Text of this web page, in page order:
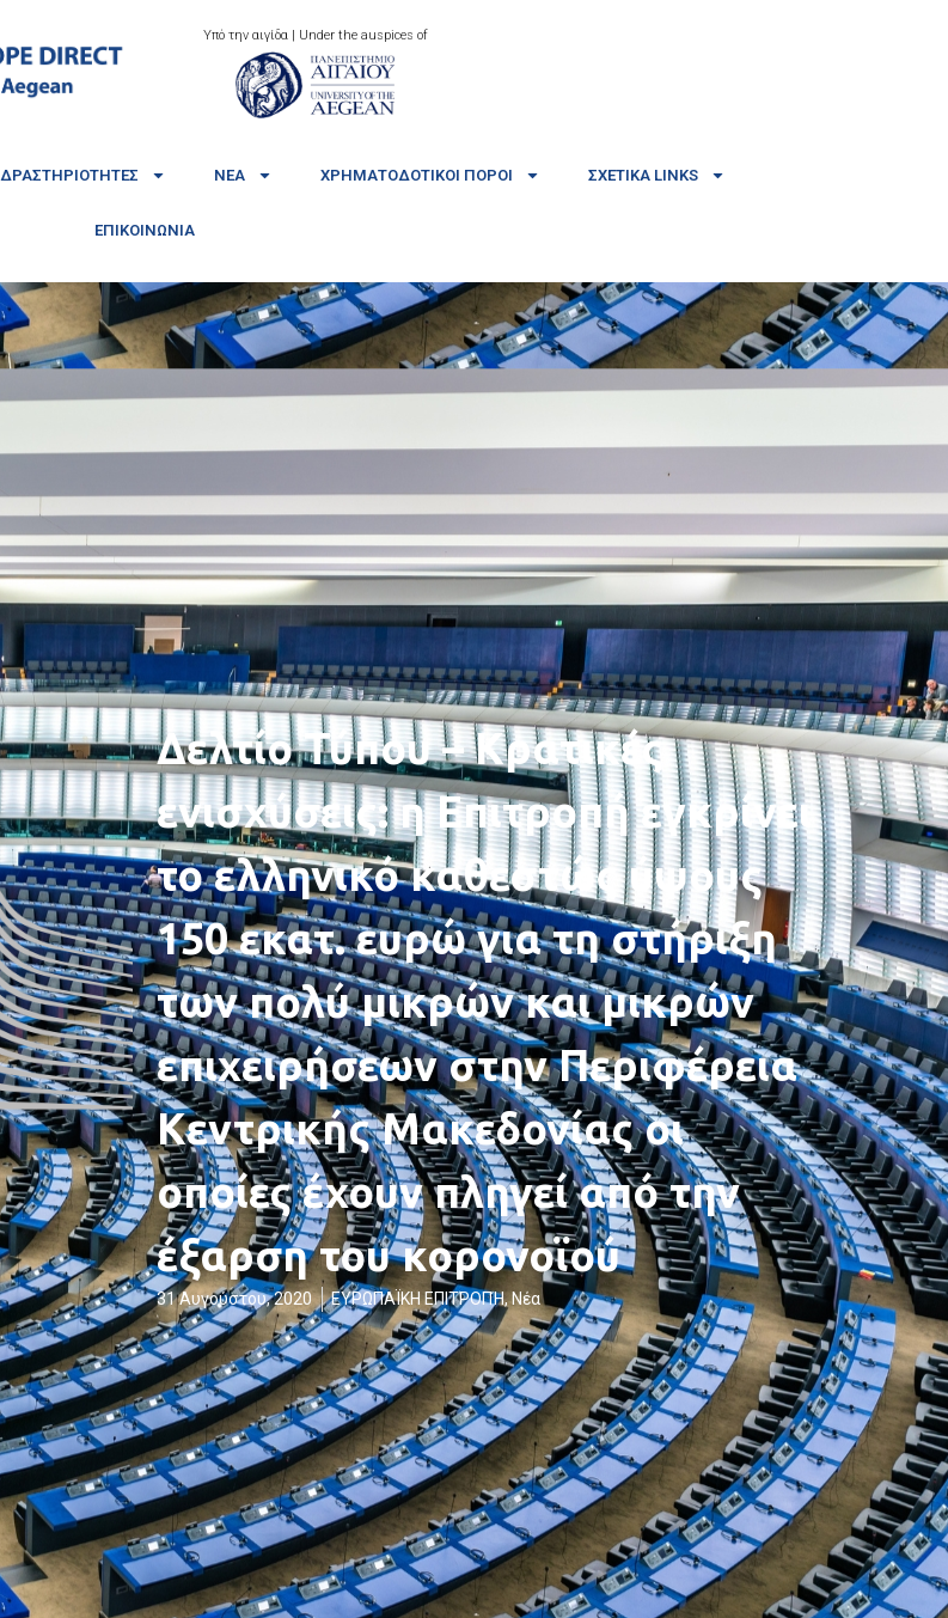
Υπό την αιγίδα | Under the auspices of
ΔΡΑΣΤΗΡΙΌΤΗΤΕΣ ΝΈΑ ΧΡΗΜΑΤΟΔΟΤΙΚΟΊ ΠΌΡΟΙ ΣΧΕΤΙΚΆ LINKS
ΕΠΙΚΟΙΝΩΝΊΑ
Δελτίο Τύπου – Κρατικές
ενισχύσεις: η Επιτροπή εγκρίνει
το ελληνικό καθεστώς ύψους
150 εκατ. ευρώ για τη στήριξη
των πολύ μικρών και μικρών
επιχειρήσεων στην Περιφέρεια
Κεντρικής Μακεδονίας οι
οποίες έχουν πληγεί από την
έξαρση του κορονοϊού
31 Αυγούστου, 2020 ΕΥΡΩΠΑΪΚΗ ΕΠΙΤΡΟΠΉ,Νέα